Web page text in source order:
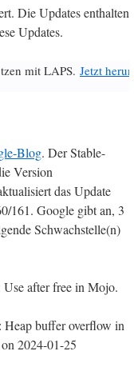
Die Updates enthalten
Updates.
mit LAPS. Jetzt
Blog. Der Stable-
Version
das Update
161. Google gibt an, 3
Schwachstelle(n)
after free in Mojo.
buffer overflow in
2024-01-25